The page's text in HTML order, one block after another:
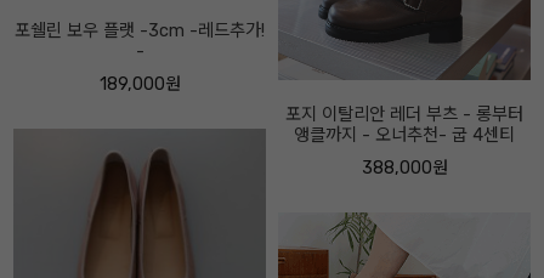
앵클까지 - 오너추천- 굽 4센티
388,000원
마니티 하이업 부츠 -속굽5cm, 2
센티 선택- 오너추천-
358,000원